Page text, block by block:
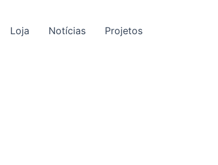
Loja Notícias
Projetos